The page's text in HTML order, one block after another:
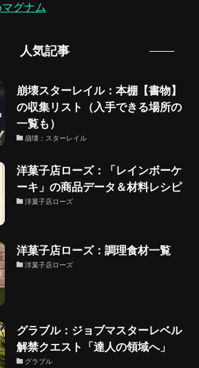
グナム
人気記事
崩壊スターレイル：本棚【書物】
の収集リスト（入手できる場所の
一覧も）
崩壊：スターレイル
洋菓子店ローズ：「レインボーケ
ーキ」の商品データ＆材料レシピ
洋菓子店ローズ
洋菓子店ローズ：調理食材一覧
洋菓子店ローズ
グラブル：ジョブマスターレベル
解禁クエスト「達人の領域へ」
グラブル